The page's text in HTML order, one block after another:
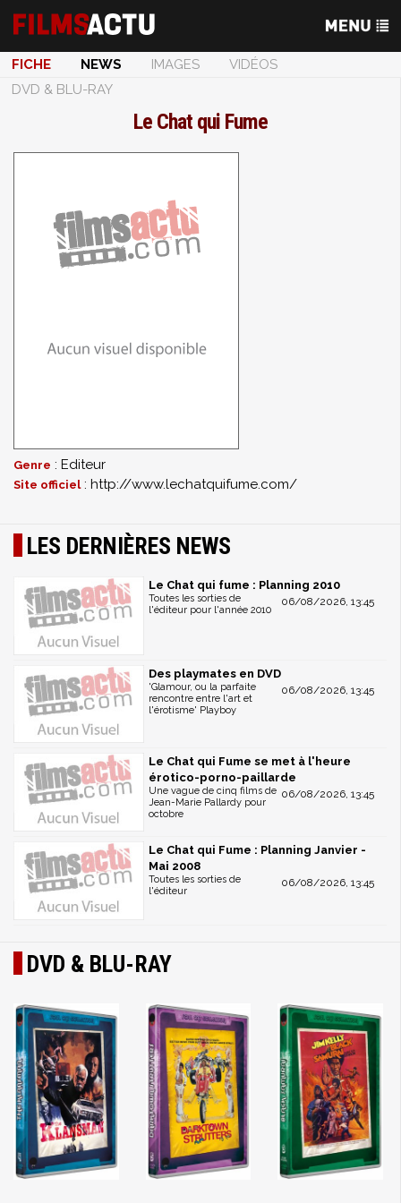
FICHE NEWS IMAGES
VIDÉOS
DVD & BLU-RAY
Le Chat qui Fume
Genre : Editeur
Site officiel: http://www.lechatquifume.com/
LES DERNIÈRES NEWS
Le Chat qui fume : Planning 2010
06/08/2026, 13:45
Toutes les sorties de
l'éditeur pour l'année 2010
Des playmates en DVD
06/08/2026, 13:45
'Glamour, ou la parfaite
rencontre entre l'art et
l'érotisme' Playboy
Le Chat qui Fume se met à l'heure
érotico-porno-paillarde
06/08/2026, 13:45
Une vague de cinq films de
Jean-Marie Pallardy pour
octobre
Le Chat qui Fume : Planning Janvier -
Mai 2008
06/08/2026, 13:45
Toutes les sorties de
l'éditeur
DVD & BLU-RAY